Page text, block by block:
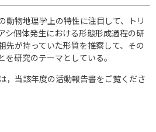
動物地理学上の特性に注目して、トリ
シ個体発生における形態形成過程の研
先が持っていた形質を推察して、その
研究のテーマとしている。
，当該年度の活動報告書をご覧くださ